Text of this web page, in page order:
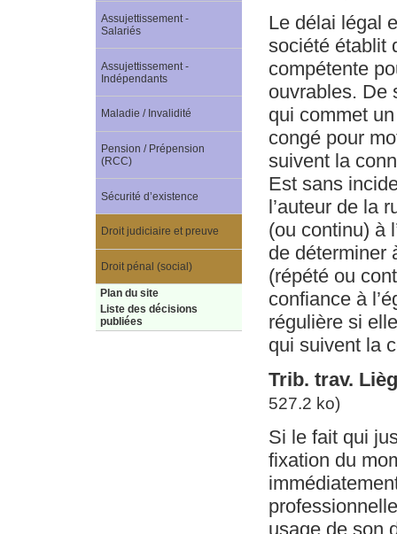
Le délai légal
société établit
compétente
ouvrables. De
qui commet
congé pour
suivent la
Est sans
l’auteur de la
(ou continu) à
de déterminer
(répété ou
confiance à
régulière si
qui suivent la
Trib. trav.
527.2 ko)
Si le fait qui
fixation du
usage de son
Assujettissement -
Salariés
Assujettissement -
Indépendants
Maladie / Invalidité
Pension / Prépension
(RCC)
Sécurité d’existence
Droit judiciaire et preuve
Droit pénal (social)
Plan du site
Liste des décisions
publiées